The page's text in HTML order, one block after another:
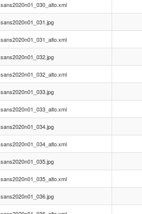
sans2020n01_030_alto.xml
sans2020n01_031.jpg
sans2020n01_031_alto.xml
sans2020n01_032.jpg
sans2020n01_032_alto.xml
sans2020n01_033.jpg
sans2020n01_033_alto.xml
sans2020n01_034.jpg
sans2020n01_034_alto.xml
sans2020n01_035.jpg
sans2020n01_035_alto.xml
sans2020n01_036.jpg